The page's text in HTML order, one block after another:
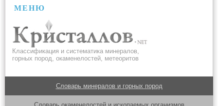
МЕНЮ
Классификация и систематика минералов,
горных пород, окаменелостей, метеоритов
Словарь минералов и горных пород